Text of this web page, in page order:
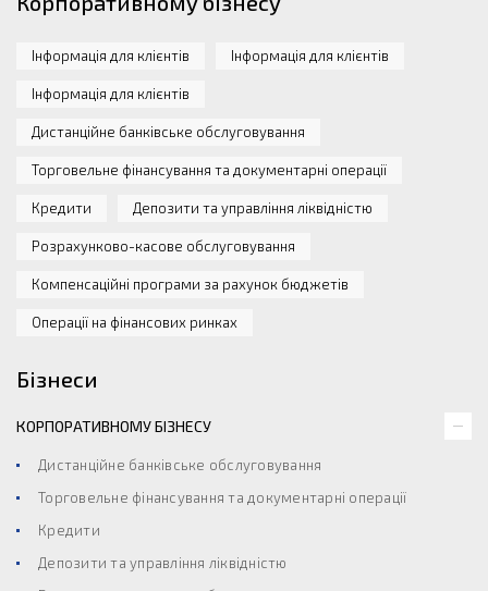
Інформація для клієнтів Інформація для клієнтів
Інформація для клієнтів
Дистанційне банківське обслуговування
Торговельне фінансування та документарні операції
Кредити Депозити та управління ліквідністю
Розрахунково-касове обслуговування
Компенсаційні програми за рахунок бюджетів
Операції на фінансових ринках
Бізнеси
КОРПОРАТИВНОМУ БІЗНЕСУ
Дистанційне банківське обслуговування
Торговельне фінансування та документарні операції
Кредити
Депозити та управління ліквідністю